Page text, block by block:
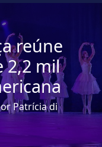
reúne
2,2 mil
Patrícia di